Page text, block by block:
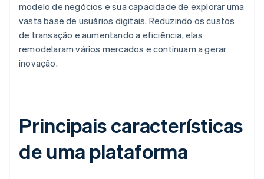
modelo de negócios e sua capacidade de explorar uma
vasta base de usuários digitais. Reduzindo os custos
de transação e aumentando a eficiência, elas
remodelaram vários mercados e continuam a gerar
inovação.
Principais características
de uma plataforma